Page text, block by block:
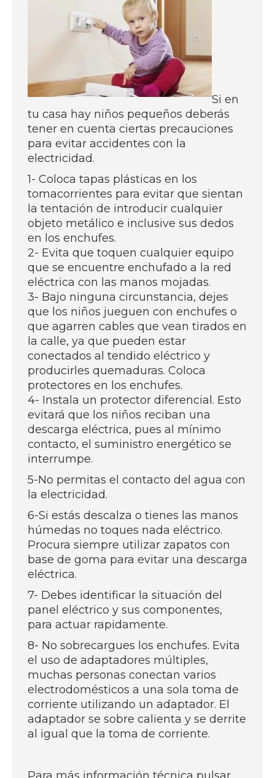
Si en
tu casa hay niños pequeños deberás
tener en cuenta ciertas precauciones
para evitar accidentes con la
electricidad.
1- Coloca tapas plásticas en los
tomacorrientes para evitar que sientan
la tentación de introducir cualquier
objeto metálico e inclusive sus dedos
en los enchufes.
2- Evita que toquen cualquier equipo
que se encuentre enchufado a la red
eléctrica con las manos mojadas.
3- Bajo ninguna circunstancia, dejes
que los niños jueguen con enchufes o
que agarren cables que vean tirados en
la calle, ya que pueden estar
conectados al tendido eléctrico y
producirles quemaduras. Coloca
protectores en los enchufes.
4- Instala un protector diferencial. Esto
evitará que los niños reciban una
descarga eléctrica, pues al mínimo
contacto, el suministro energético se
interrumpe.
5-No permitas el contacto del agua con
la electricidad.
6-Si estás descalza o tienes las manos
húmedas no toques nada eléctrico.
Procura siempre utilizar zapatos con
base de goma para evitar una descarga
eléctrica.
7- Debes identificar la situación del
panel eléctrico y sus componentes,
para actuar rapidamente.
8- No sobrecargues los enchufes. Evita
el uso de adaptadores múltiples,
muchas personas conectan varios
electrodomésticos a una sola toma de
corriente utilizando un adaptador. El
adaptador se sobre calienta y se derrite
al igual que la toma de corriente.